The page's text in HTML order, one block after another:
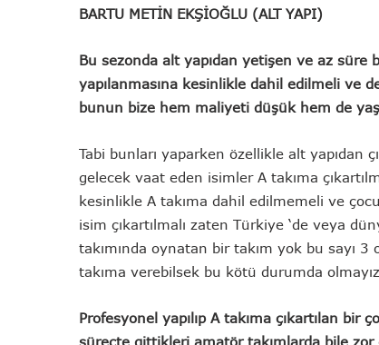
BARTU METİN EKŞİOĞLU (ALT YAPI)
Bu sezonda alt yapıdan yetişen ve az süre
yapılanmasına kesinlikle dahil edilmeli ve
bunun bize hem maliyeti düşük hem de
Tabi bunları yaparken özellikle alt yapıdan
gelecek vaat eden isimler A takıma
kesinlikle A takıma dahil edilmemeli ve
isim çıkartılmalı zaten Türkiye ‘de veya
takımında oynatan bir takım yok bu sayı
takıma verebilsek bu kötü durumda
Profesyonel yapılıp A takıma çıkartılan
süreçte gittikleri amatör takımlarda bile zor